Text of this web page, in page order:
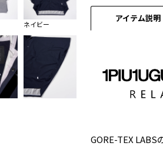
ネイビー
アイテム説明
GORE-TEX